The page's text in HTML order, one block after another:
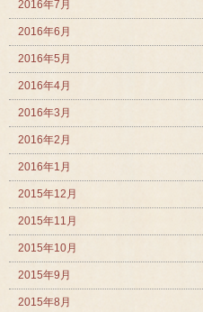
2016年7月
2016年6月
2016年5月
2016年4月
2016年3月
2016年2月
2016年1月
2015年12月
2015年11月
2015年10月
2015年9月
2015年8月